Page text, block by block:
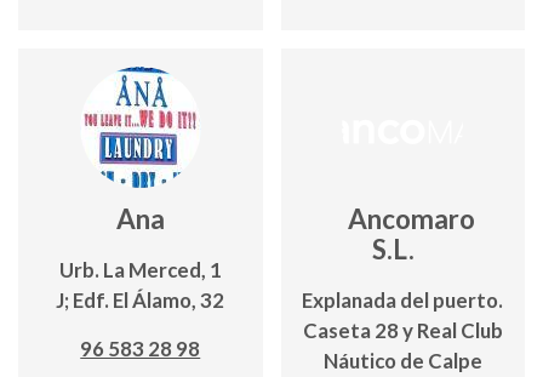
Ana
Urb. La Merced, 1
J; Edf. El Álamo, 32
96 583 28 98
Ancomaro
S.L.
Explanada del puerto.
Caseta 28 y Real Club
Náutico de Calpe